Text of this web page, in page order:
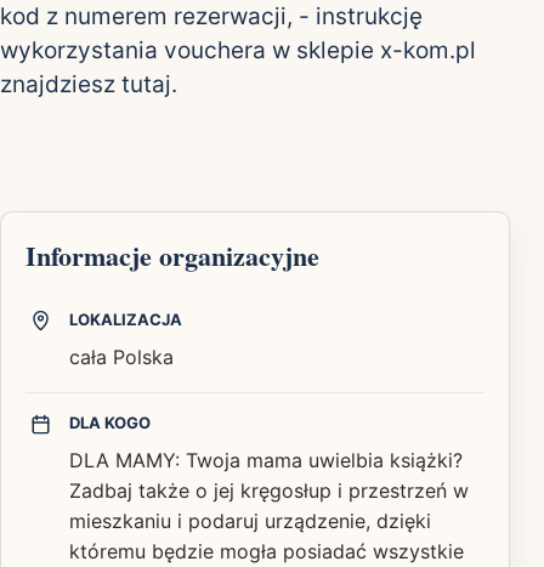
kod z numerem rezerwacji, - instrukcję
wykorzystania vouchera w sklepie x-kom.pl
znajdziesz tutaj.
Informacje organizacyjne
LOKALIZACJA
cała Polska
DLA KOGO
DLA MAMY: Twoja mama uwielbia książki?
Zadbaj także o jej kręgosłup i przestrzeń w
mieszkaniu i podaruj urządzenie, dzięki
któremu będzie mogła posiadać wszystkie